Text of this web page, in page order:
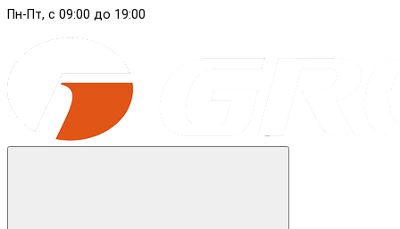
Пн-Пт, с 09:00 до 19:00